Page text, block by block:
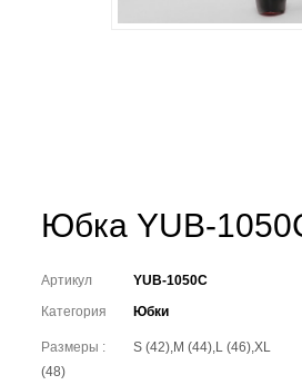
Юбка YUB-
Артикул
YUB-1050C
Категория
Юбки
Размеры :
S (42),M (44),L (46),XL
(48)